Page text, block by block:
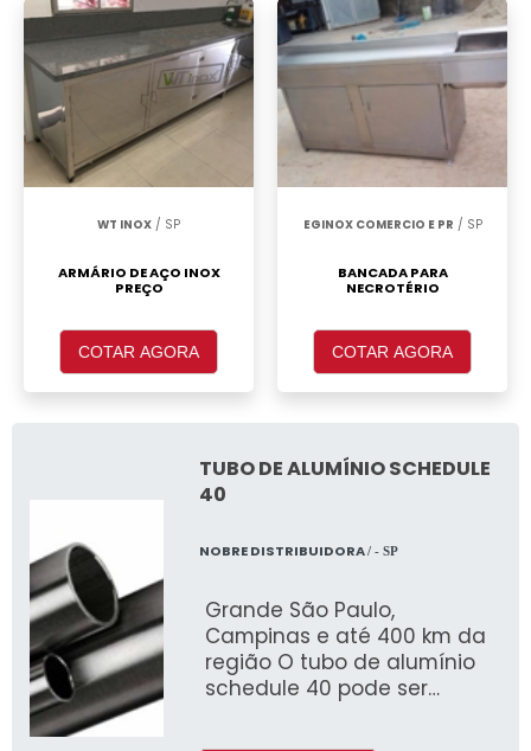
WT INOX / SP
ARMÁRIO DE AÇO INOX
PREÇO
COTAR AGORA
EGINOX COMERCIO E PR / SP
BANCADA PARA
NECROTÉRIO
COTAR AGORA
TUBO DE ALUMÍNIO SCHEDULE
40
NOBRE DISTRIBUIDORA/ - SP
Grande São Paulo,
Campinas e até 400 km da
região O tubo de alumínio
schedule 40 pode ser